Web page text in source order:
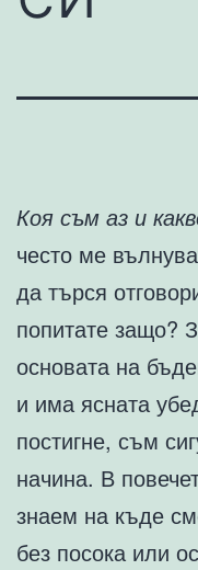
Коя съм аз и
често ме
да търся
попитате защо?
основата на
и има ясната
постигне, съм
начина. В
знаем на къде
без посока или